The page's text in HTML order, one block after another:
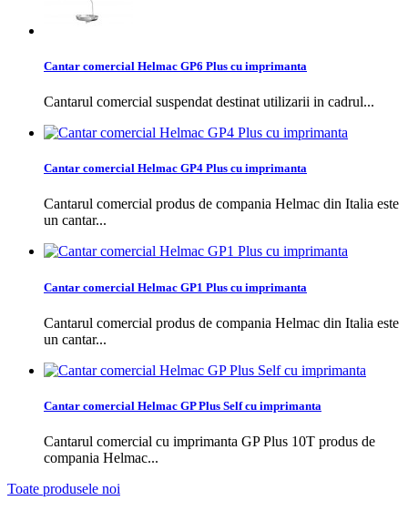
Cantar comercial Helmac GP6 Plus cu imprimanta
Cantarul comercial suspendat destinat utilizarii in cadrul...
Cantar comercial Helmac GP4 Plus cu imprimanta
Cantarul comercial produs de compania Helmac din Italia este
un cantar...
Cantar comercial Helmac GP1 Plus cu imprimanta
Cantarul comercial produs de compania Helmac din Italia este
un cantar...
Cantar comercial Helmac GP Plus Self cu imprimanta
Cantarul comercial cu imprimanta GP Plus 10T produs de
compania Helmac...
Toate produsele noi